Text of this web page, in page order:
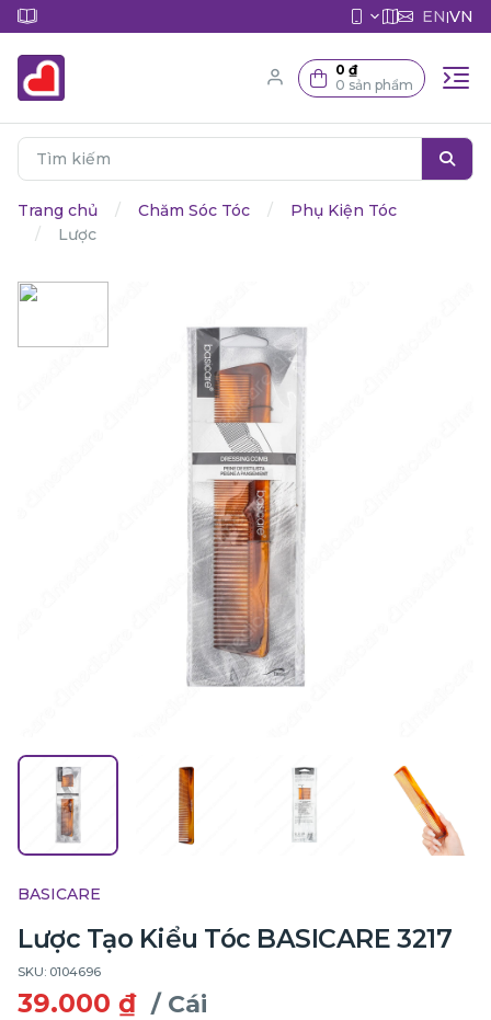
EN|VN
0 ₫
0 sản phẩm
Trang chủ Chăm Sóc Tóc
Phụ Kiện Tóc
Lược
BASICARE
Lược Tạo Kiểu Tóc BASICARE 3217
SKU: 0104696
39.000 ₫ / Cái